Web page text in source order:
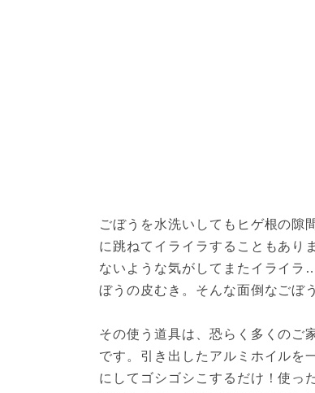
ごぼうを水洗いしてもヒゲ根の隙
に跳ねてイライラすることもあり
ないような気がしてまたイライ
ぼうの皮むき。そんな面倒なごぼ
その使う道具は、恐らく多くのご
です。引き出したアルミホイルを
にしてゴシゴシこするだけ！使っ